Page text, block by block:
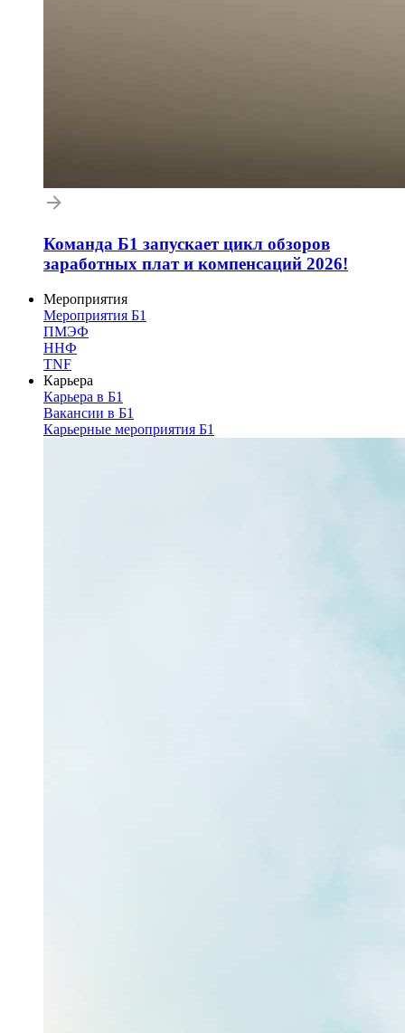
Команда Б1 запускает цикл обзоров
заработных плат и компенсаций 2026!
Мероприятия
Мероприятия Б1
ПМЭФ
ННФ
TNF
Карьера
Карьера в Б1
Вакансии в Б1
Карьерные мероприятия Б1